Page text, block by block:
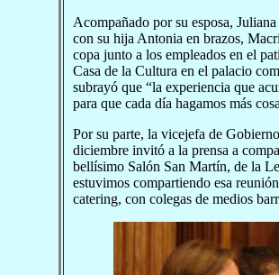
Acompañado por su esposa,
con su hija Antonia en brazos,
copa junto a los empleados en el
Casa de la Cultura en el palacio
subrayó que “la experiencia que
para que cada día hagamos más
Por su parte, la vicejefa de
diciembre invitó a la prensa a
bellísimo Salón San Martín, de la
estuvimos compartiendo esa
catering, con colegas de medios